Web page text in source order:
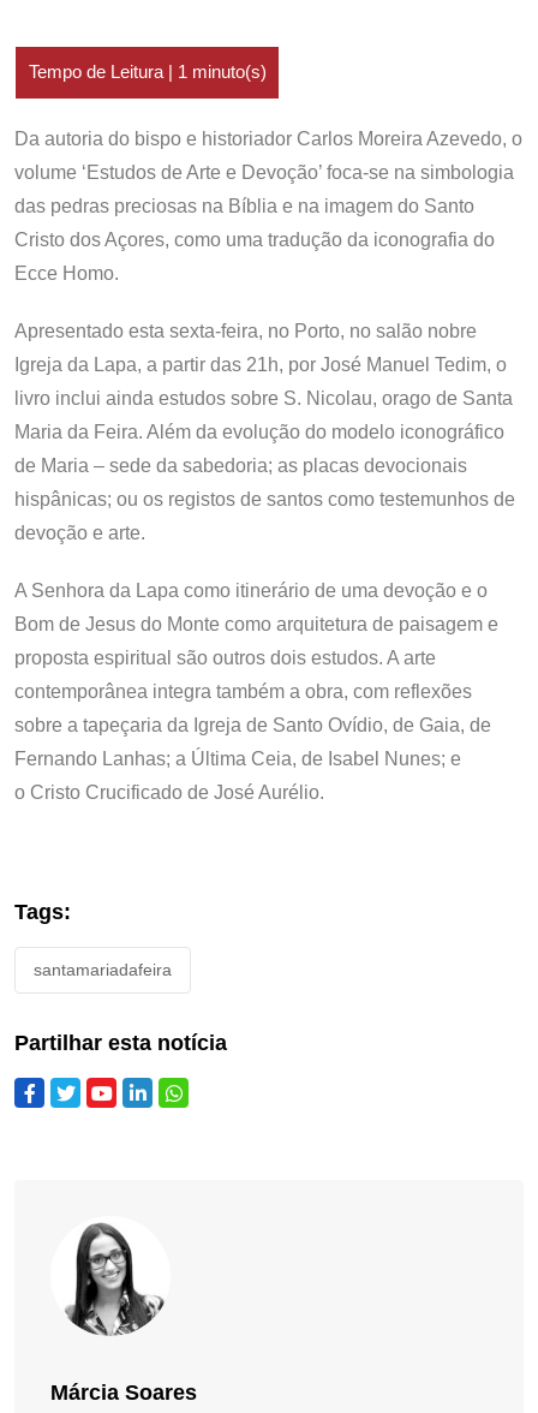
Da autoria do bispo e historiador Carlos Moreira Azevedo, o
volume ‘Estudos de Arte e Devoção’ foca-se na simbologia
das pedras preciosas na Bíblia e na imagem do Santo
Cristo dos Açores, como uma tradução da iconografia do
Ecce Homo.
Apresentado esta sexta-feira, no Porto, no salão nobre
Igreja da Lapa, a partir das 21h, por José Manuel Tedim, o
livro inclui ainda estudos sobre S. Nicolau, orago de Santa
Maria da Feira. Além da evolução do modelo iconográfico
de Maria – sede da sabedoria; as placas devocionais
hispânicas; ou os registos de santos como testemunhos de
devoção e arte.
A Senhora da Lapa como itinerário de uma devoção e o
Bom de Jesus do Monte como arquitetura de paisagem e
proposta espiritual são outros dois estudos. A arte
contemporânea integra também a obra, com reflexões
sobre a tapeçaria da Igreja de Santo Ovídio, de Gaia, de
Fernando Lanhas; a Última Ceia, de Isabel Nunes; e
o Cristo Crucificado de José Aurélio.
Tags:
santamariadafeira
Partilhar esta notícia
Márcia Soares